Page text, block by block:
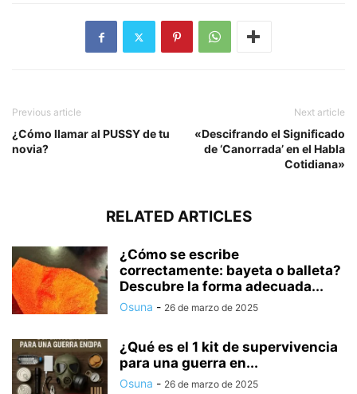
Previous article
¿Cómo llamar al PUSSY de tu
novia?
Next article
«Descifrando el Significado
de ‘Canorrada’ en el Habla
Cotidiana»
RELATED ARTICLES
¿Cómo se escribe
correctamente: bayeta o balleta?
Descubre la forma adecuada...
Osuna - 26 de marzo de 2025
¿Qué es el 1 kit de supervivencia
para una guerra en...
Osuna - 26 de marzo de 2025